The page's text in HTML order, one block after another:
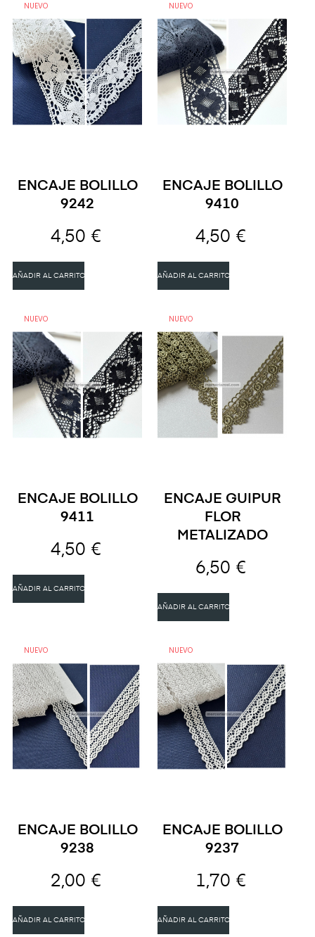
NUEVO
ENCAJE BOLILLO
9242
4,50 €
AÑADIR AL CARRITO
NUEVO
ENCAJE BOLILLO
9410
4,50 €
AÑADIR AL CARRITO
NUEVO
ENCAJE BOLILLO
9411
4,50 €
AÑADIR AL CARRITO
NUEVO
ENCAJE GUIPUR
FLOR
METALIZADO
6,50 €
AÑADIR AL CARRITO
NUEVO
ENCAJE BOLILLO
9238
2,00 €
AÑADIR AL CARRITO
NUEVO
ENCAJE BOLILLO
9237
1,70 €
AÑADIR AL CARRITO